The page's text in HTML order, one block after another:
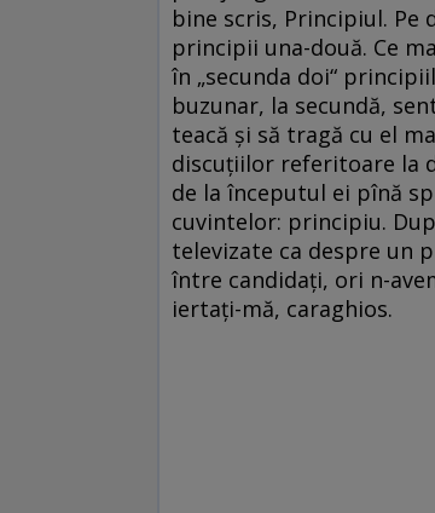
bine scris, Principiul. Pe
principii una-două. Ce
în „secunda doi“
buzunar, la secundă,
teacă și să tragă cu el
discuțiilor referitoare la
de la începutul ei pînă
cuvintelor: principiu.
televizate ca despre un
între candidați, ori n-
iertați-mă, caraghios.